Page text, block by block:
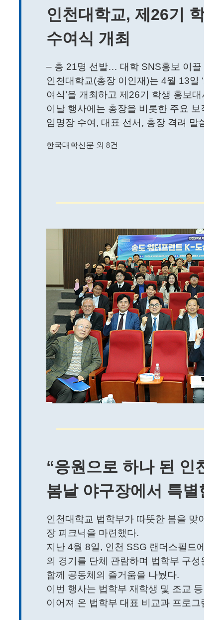
인천대학교, 제26기 학
수여식 개최
– 총 21명 선발… 대학 SNS홍보 이끌 학
인천대학교(총장 이인재)는 4월 13일
여식’을 개최하고 제26기 학생 홍보대사
이날 행사에는 총장을 비롯한 주요 보직
임명장 수여, 대표 선서, 총장 격려 말씀,
한국대학신문 외 8건
“응원으로 하나 된 인천
봄날 야구장에서 특별한
인천대학교 법학부가 따뜻한 봄을 맞아
장 피크닉을 마련했다.
지난 4월 8일, 인천 SSG 랜더스필드에서
의 경기를 단체 관람하며 법학부 구성원
함께 공동체의 즐거움을 나눴다.
이번 행사는 법학부 재학생 및 조교 등 약
이어져 온 법학부 대표 비교과 프로그램